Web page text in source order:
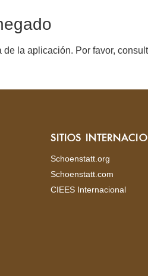
de la aplicación. Por favor,
SITIOS
Schoenstatt.org
Schoenstatt.com
CIEES Internacional